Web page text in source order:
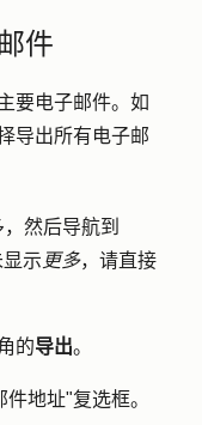
件
要电子邮件。如
导出所有电子邮
，然后导航到
示 更多，请直接
的导出。
件地址"复选框。